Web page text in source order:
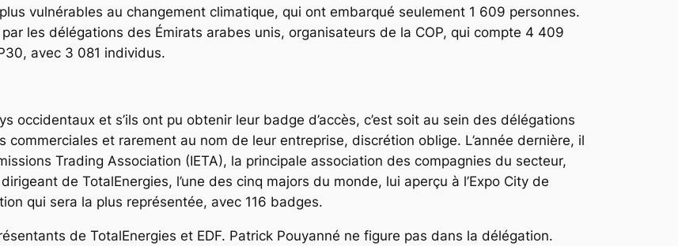
vulnérables au changement climatique, qui ont embarqué seulement 1 609 personnes.
les délégations des Émirats arabes unis, organisateurs de la COP, qui compte 4 409
avec 3 081 individus.
et s’ils ont pu obtenir leur badge d’accès, c’est soit au sein des délégations
commerciales et rarement au nom de leur entreprise, discrétion oblige. L’année dernière, il
Trading Association (IETA), la principale association des compagnies du secteur,
de TotalEnergies, l’une des cinq majors du monde, lui aperçu à l’Expo City de
qui sera la plus représentée, avec 116 badges.
de TotalEnergies et EDF. Patrick Pouyanné ne figure pas dans la délégation.